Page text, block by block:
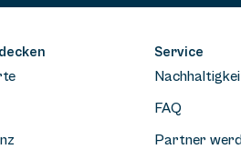
Service
FAQ
Partner